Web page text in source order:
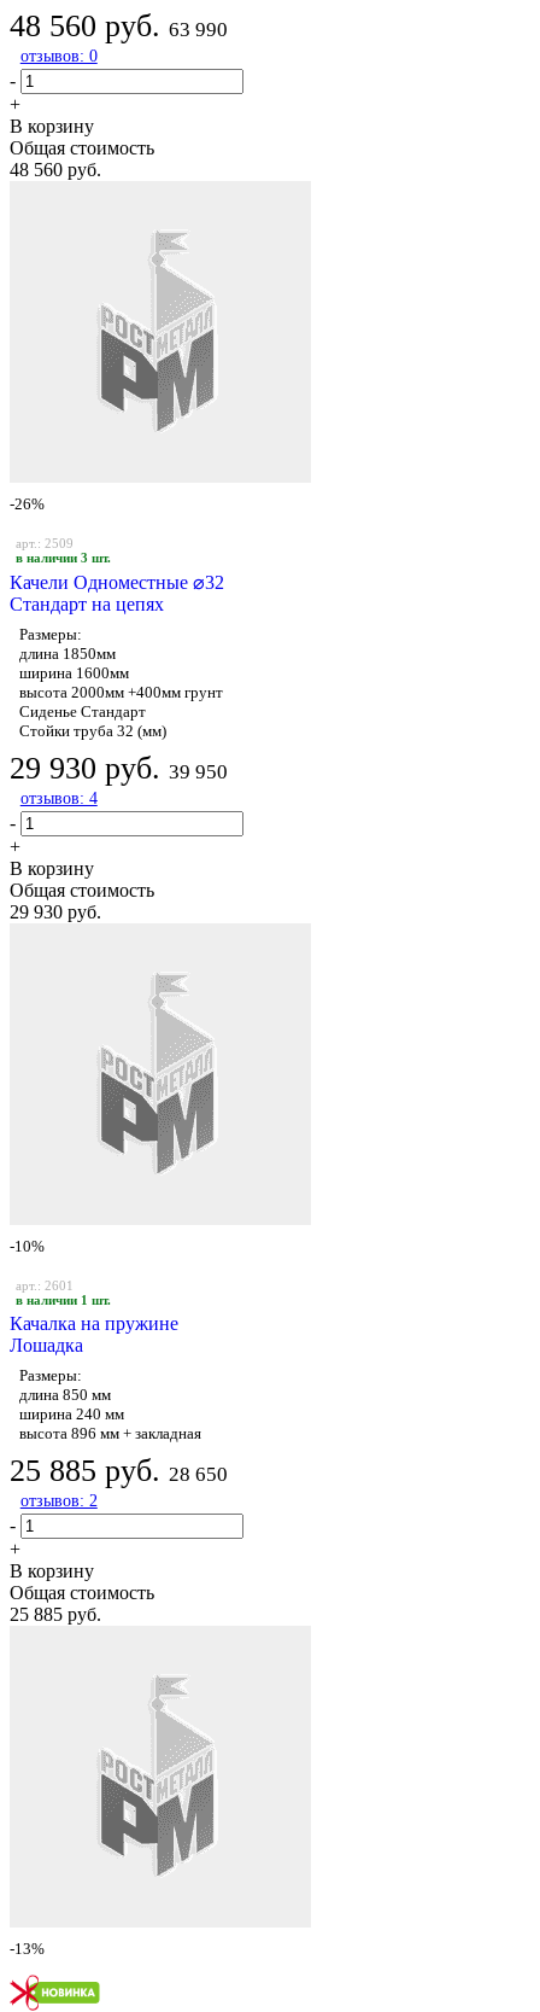
48 560 руб. 63 990
отзывов: 0
-
+
В корзину
Общая стоимость
48 560 руб.
-26%
в наличии 3 шт.
арт.: 2509
Качели Одноместные ⌀32
Стандарт на цепях
Размеры:
длина 1850мм
ширина 1600мм
высота 2000мм +400мм грунт
Сиденье Стандарт
Стойки труба 32 (мм)
29 930 руб. 39 950
отзывов: 4
-
+
В корзину
Общая стоимость
29 930 руб.
-10%
в наличии 1 шт.
арт.: 2601
Качалка на пружине
Лошадка
Размеры:
длина 850 мм
ширина 240 мм
высота 896 мм + закладная
25 885 руб. 28 650
отзывов: 2
-
+
В корзину
Общая стоимость
25 885 руб.
-13%